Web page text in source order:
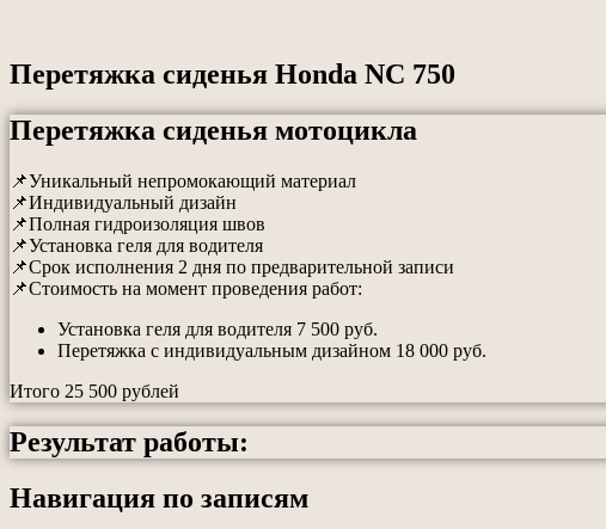
Перетяжка сиденья Honda NC 750
Перетяжка сиденья мотоцикла
📌Уникальный непромокающий материал
📌Индивидуальный дизайн
📌Полная гидроизоляция швов
📌Установка геля для водителя
📌Срок исполнения 2 дня по предварительной записи
📌Стоимость на момент проведения работ:
Установка геля для водителя 7 500 руб.
Перетяжка с индивидуальным дизайном 18 000 руб.
Итого 25 500 рублей
Результат работы:
Навигация по записям